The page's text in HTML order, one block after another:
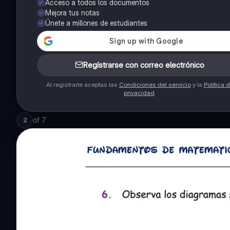
Acceso a todos los documentos
Mejora tus notas
Únete a millones de estudiantes
Regístrarse con correo electrónico
Al registrarte aceptas las Condiciones del servicioy la Política
privacidad.
2 of 7